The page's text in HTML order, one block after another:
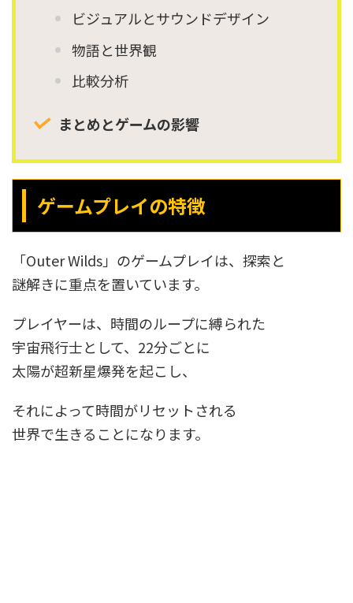
ビジュアルとサウンドデザイン
物語と世界観
比較分析
まとめとゲームの影響
ゲームプレイの特徴
「Outer Wilds」のゲームプレイは、探索と
謎解きに重点を置いています。
プレイヤーは、時間のループに縛られた
宇宙飛行士として、22分ごとに
太陽が超新星爆発を起こし、
それによって時間がリセットされる
世界で生きることになります。